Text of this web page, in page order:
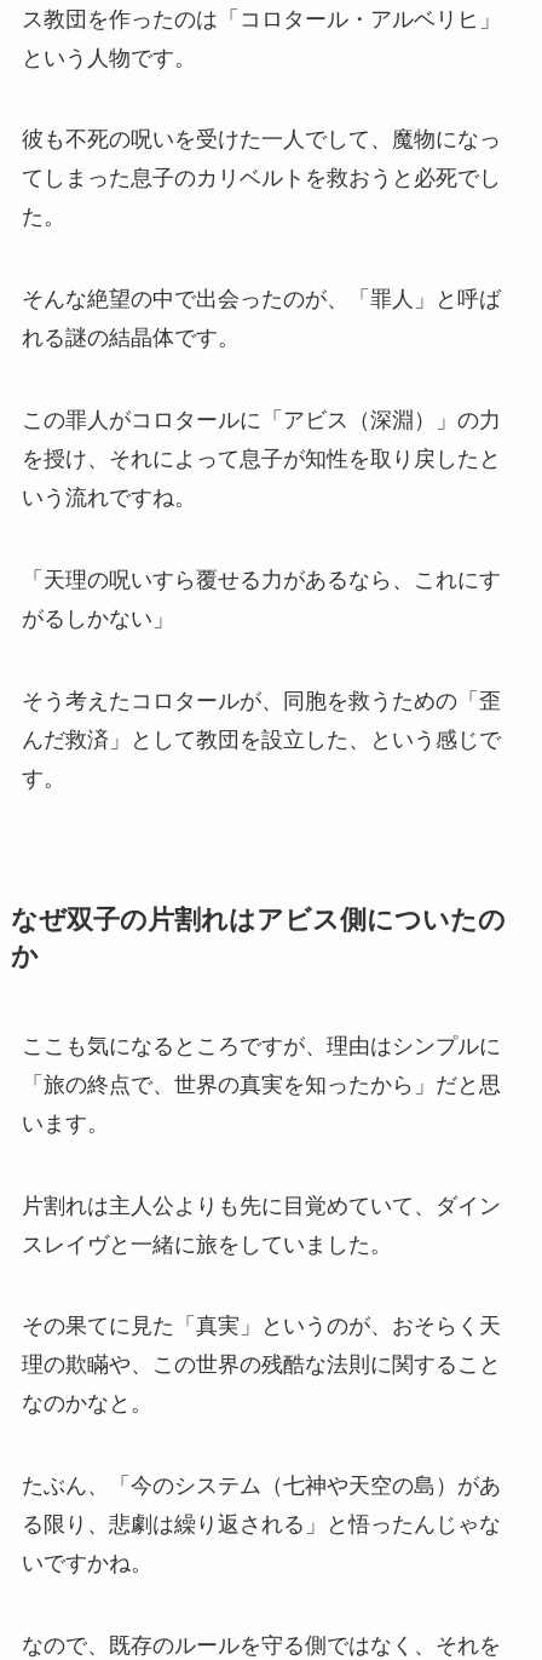
ス教団を作ったのは「コロタール・アルベリヒ」
という人物です。
彼も不死の呪いを受けた一人でして、魔物になっ
てしまった息子のカリベルトを救おうと必死でし
た。
そんな絶望の中で出会ったのが、「罪人」と呼ば
れる謎の結晶体です。
この罪人がコロタールに「アビス（深淵）」の力
を授け、それによって息子が知性を取り戻したと
いう流れですね。
「天理の呪いすら覆せる力があるなら、これにす
がるしかない」
そう考えたコロタールが、同胞を救うための「歪
んだ救済」として教団を設立した、という感じで
す。
なぜ双子の片割れはアビス側についたの
か
ここも気になるところですが、理由はシンプルに
「旅の終点で、世界の真実を知ったから」だと思
います。
片割れは主人公よりも先に目覚めていて、ダイン
スレイヴと一緒に旅をしていました。
その果てに見た「真実」というのが、おそらく天
理の欺瞞や、この世界の残酷な法則に関すること
なのかなと。
たぶん、「今のシステム（七神や天空の島）があ
る限り、悲劇は繰り返される」と悟ったんじゃな
いですかね。
なので、既存のルールを守る側ではなく、それを